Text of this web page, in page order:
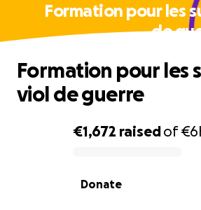
Formation pour les
de
0% complete
€1,672 raisedof
Donate
Formation pour les
viol de guerre